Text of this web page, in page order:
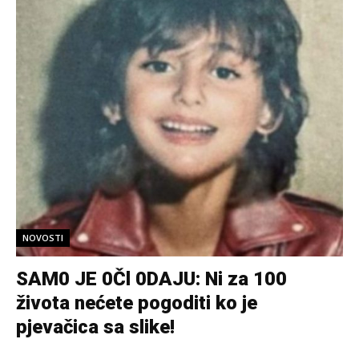
NOVOSTI
SAM0 JE 0Čl 0DAJU: Ni za 100
života nećete pogoditi ko je
pjevačica sa slike!